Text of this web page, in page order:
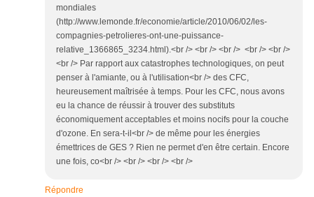
mondiales
(http://www.lemonde.fr/economie/article/2010/06/02/les-
compagnies-petrolieres-ont-une-puissance-
relative_1366865_3234.html).<br /> <br /> <br /> <br /> <br />
<br /> Par rapport aux catastrophes technologiques, on peut
penser à l'amiante, ou à l'utilisation<br /> des CFC,
heureusement maîtrisée à temps. Pour les CFC, nous avons
eu la chance de réussir à trouver des substituts
économiquement acceptables et moins nocifs pour la couche
d'ozone. En sera-t-il<br /> de même pour les énergies
émettrices de GES ? Rien ne permet d'en être certain. Encore
une fois, co<br /> <br /> <br /> <br />
Répondre